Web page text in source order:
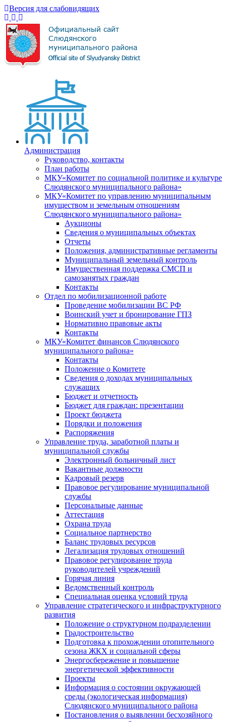
Версия для слабовидящих
Администрация
Руководство, контакты
План работы
МКУ«Комитет по социальной политике и культуре
Слюдянского муниципального района»
МКУ«Комитет по управлению муниципальным
имуществом и земельным отношениям
Слюдянского муниципального района»
Аукционы
Сведения о муниципальных объектах
Отчеты
Положения, административные регламенты
Муниципальный земельный контроль
Имущественная поддержка СМСП и
самозанятых граждан
Контакты
Отдел по мобилизационной работе
Проведение мобилизации ВС РФ
Воинский учет и бронирование ГПЗ
Нормативно правовые акты
Контакты
МКУ«Комитет финансов Слюдянского
муниципального района»
Контакты
Положение о Комитете
Сведения о доходах муниципальных
служащих
Бюджет и отчетность
Бюджет для граждан: презентации
Проект бюджета
Порядки и положения
Распоряжения
Управление труда, заработной платы и
муниципальной службы
Электронный больничный лист
Вакантные должности
Кадровый резерв
Правовое регулирование муниципальной
службы
Персональные данные
Аттестация
Охрана труда
Социальное партнерство
Баланс трудовых ресурсов
Легализация трудовых отношений
Правовое регулирование труда
руководителей учреждений
Горячая линия
Ведомственный контроль
Специальная оценка условий труда
Управление стратегического и инфраструктурного
развития
Положение о структурном подразделении
Градостроительство
Подготовка к прохождении отопительного
сезона ЖКХ и социальной сферы
Энергосбережение и повышение
энергетической эффективности
Проекты
Информация о состоянии окружающей
среды (экологическая информация)
Слюдянского муниципального района
Постановления о выявлении бесхозяйного